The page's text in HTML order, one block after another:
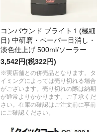
コンパウンド ブライト１(極細
目) 中研磨・ペーパー目消し・
淡色仕上げ 500ml/ソーラー
3,542円(税322円)
※実店舗との併売品となります。タ
イミングによっては売り切れる場合
がございます。売り切れの際は納期
が通常よりかかります。ご了承くだ
さい。在庫の確認はご注文前に事前
にご確認ください。